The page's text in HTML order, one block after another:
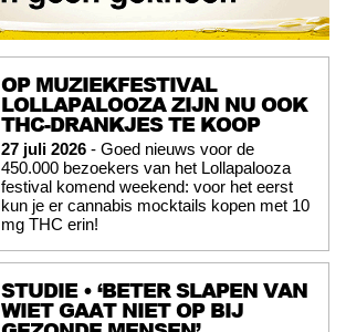
OP MUZIEKFESTIVAL
LOLLAPALOOZA ZIJN NU OOK
THC-DRANKJES TE KOOP
27 juli 2026 - Goed nieuws voor de
450.000 bezoekers van het Lollapalooza
festival komend weekend: voor het eerst
kun je er cannabis mocktails kopen met 10
mg THC erin!
STUDIE • ‘BETER SLAPEN VAN
WIET GAAT NIET OP BIJ